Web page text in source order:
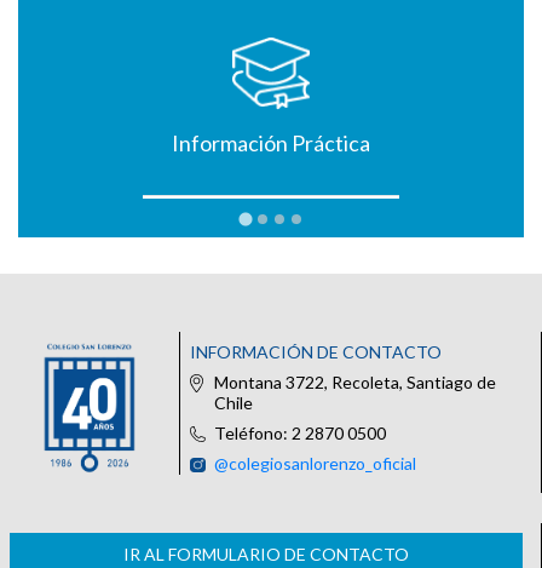
Información Práctica
INFORMACIÓN DE CONTACTO
Montana 3722, Recoleta, Santiago de
Chile
Teléfono: 2 2870 0500
@colegiosanlorenzo_oficial
IR AL FORMULARIO DE CONTACTO